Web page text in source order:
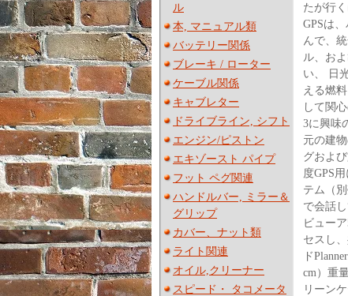
ル
本, マニュアル類
バッテリー関係
ブレーキ / ローター
ケーブル関係
キャブレター
ドライブライン, シフト
エンジン/ピストン
エキゾースト パイプ
フット ペグ関連
ハンドルバー, ミラー＆
グリップ
カバー、ナット類
ライト関連
オイル,クリーナー
スピード・ タコメータ
たが行
GPSは
んで、
ル、お
い、 日
える燃
して関
3に興味
元の建
グおよ
度GPS
テム（
で会話
ビュー
セスし
ド
cm）重
リーン